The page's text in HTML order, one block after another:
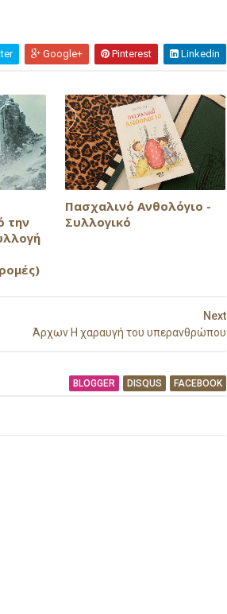
Google+ Pinterest Linkedin
την
Πασχαλινό Ανθολόγιο -
Συλλογικό
Next
Άρχων Η χαραυγή του υπερανθρώπου
BLOGGER DISQUS FACEBOOK